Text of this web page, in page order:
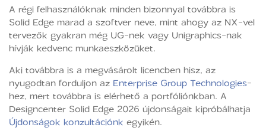
A régi felhasználóknak minden bizonnyal továbbra is
Solid Edge marad a szoftver neve, mint ahogy az NX-vel
tervezők gyakran még UG-nek vagy Unigraphics-nak
hívják kedvenc munkaeszközüket.
Aki továbbra is a megvásárolt licencben hisz, az
nyugodtan forduljon az Enterprise Group Technologies-
hez, mert továbbra is elérhető a portfóliónkban. A
Designcenter Solid Edge 2026 újdonságait kipróbálhatja
Újdonságok konzultációnk egyikén.